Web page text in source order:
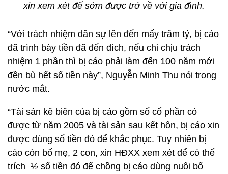
xin xem xét để sớm được trở về với gia đình.
“Với trách nhiệm dân sự lên đến mấy trăm tỷ, bị cáo
đã trình bày tiền đã đến đích, nếu chỉ chịu trách
nhiệm 1 phần thì bị cáo phải làm đến 100 năm mới
đền bù hết số tiền này”, Nguyễn Minh Thu nói trong
nước mắt.
“Tài sản kê biên của bị cáo gồm số cổ phần có
được từ năm 2005 và tài sản sau kết hôn, bị cáo xin
được dùng số tiền đó để khắc phục. Tuy nhiên bị
cáo còn bố mẹ, 2 con, xin HĐXX xem xét để có thể
trích ½ số tiền đó để chồng bị cáo dùng nuôi bố